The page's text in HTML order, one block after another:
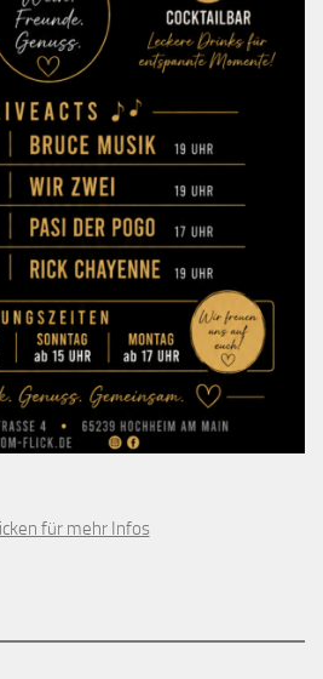
für mehr Infos